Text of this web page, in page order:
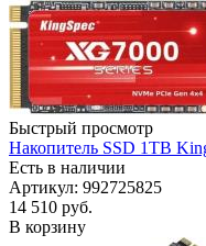
Быстрый просмотр
Накопитель SSD 1TB
Есть в наличии
Артикул: 992725825
14 510 руб.
В корзину